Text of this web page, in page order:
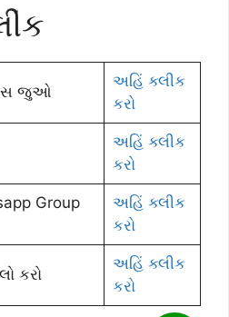
જુઓ
અહિં ક્લીક
કરો
અહિં ક્લીક
કરો
Group
અહિં ક્લીક
કરો
કરો
અહિં ક્લીક
કરો